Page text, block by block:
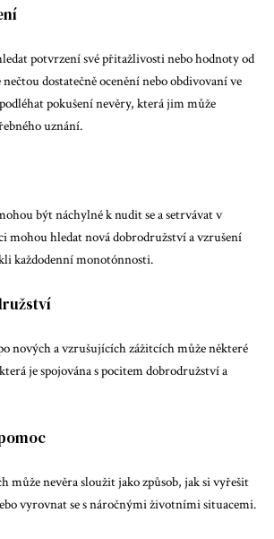
potvrzení své přitažlivosti nebo hodnoty od
dostatečně ocenění nebo obdivovaní ve
pokušení nevěry, která jim může
uznání.
být náchylné k nudit se a setrvávat v
mohou hledat nová dobrodružství a vzrušení
každodenní monotónnosti.
nových a vzrušujících zážitcích může některé
je spojována s pocitem dobrodružství a
může nevěra sloužit jako způsob, jak si vyřešit
vyrovnat se s náročnými životními situacemi.